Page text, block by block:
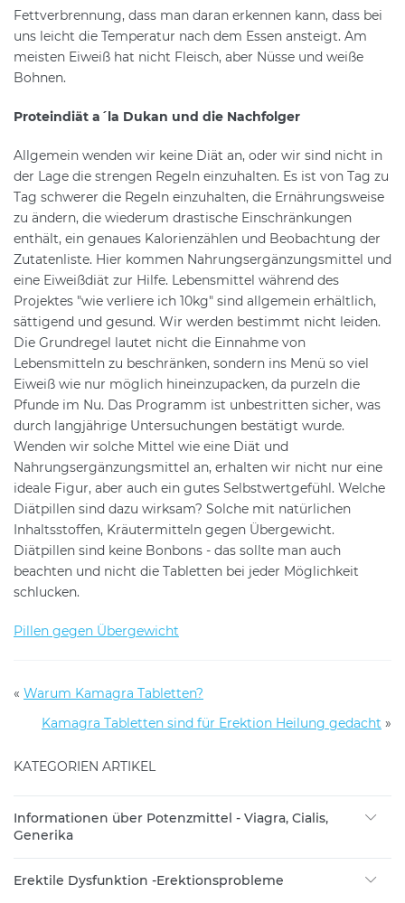
Fettverbrennung, dass man daran erkennen kann, dass bei
uns leicht die Temperatur nach dem Essen ansteigt. Am
meisten Eiweiß hat nicht Fleisch, aber Nüsse und weiße
Bohnen.
Proteindiät a´la Dukan und die Nachfolger
Allgemein wenden wir keine Diät an, oder wir sind nicht in
der Lage die strengen Regeln einzuhalten. Es ist von Tag zu
Tag schwerer die Regeln einzuhalten, die Ernährungsweise
zu ändern, die wiederum drastische Einschränkungen
enthält, ein genaues Kalorienzählen und Beobachtung der
Zutatenliste. Hier kommen Nahrungsergänzungsmittel und
eine Eiweißdiät zur Hilfe. Lebensmittel während des
Projektes "wie verliere ich 10kg" sind allgemein erhältlich,
sättigend und gesund. Wir werden bestimmt nicht leiden.
Die Grundregel lautet nicht die Einnahme von
Lebensmitteln zu beschränken, sondern ins Menü so viel
Eiweiß wie nur möglich hineinzupacken, da purzeln die
Pfunde im Nu. Das Programm ist unbestritten sicher, was
durch langjährige Untersuchungen bestätigt wurde.
Wenden wir solche Mittel wie eine Diät und
Nahrungsergänzungsmittel an, erhalten wir nicht nur eine
ideale Figur, aber auch ein gutes Selbstwertgefühl. Welche
Diätpillen sind dazu wirksam? Solche mit natürlichen
Inhaltsstoffen, Kräutermitteln gegen Übergewicht.
Diätpillen sind keine Bonbons - das sollte man auch
beachten und nicht die Tabletten bei jeder Möglichkeit
schlucken.
Pillen gegen Übergewicht
« Warum Kamagra Tabletten?
Kamagra Tabletten sind für Erektion Heilung gedacht »
KATEGORIEN ARTIKEL
Informationen über Potenzmittel - Viagra, Cialis,
Generika
Erektile Dysfunktion -Erektionsprobleme